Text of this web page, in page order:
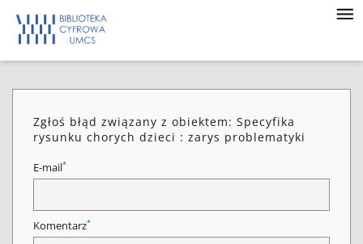
Zgłoś błąd związany z obiektem: Specyfika
rysunku chorych dzieci : zarys problematyki
E-mail*
Komentarz*